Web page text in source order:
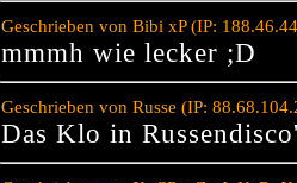
Geschrieben von Bibi xP (IP:
mmmh wie lecker ;D
Geschrieben von Russe (IP:
Das Klo in